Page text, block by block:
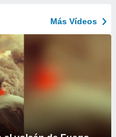
Más Vídeos